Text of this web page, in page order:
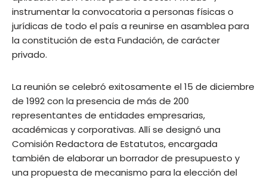
instrumentar la convocatoria a personas físicas o
jurídicas de todo el país a reunirse en asamblea para
la constitución de esta Fundación, de carácter
privado.
La reunión se celebró exitosamente el 15 de diciembre
de 1992 con la presencia de más de 200
representantes de entidades empresarias,
académicas y corporativas. Allí se designó una
Comisión Redactora de Estatutos, encargada
también de elaborar un borrador de presupuesto y
una propuesta de mecanismo para la elección del